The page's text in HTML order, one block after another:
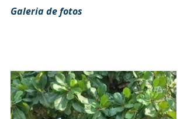
Galeria de fotos